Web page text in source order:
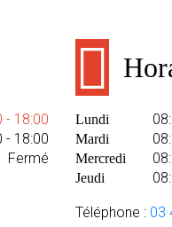
- 18:00
- 18:00
Fermé
Lundi
Mardi
Mercredi
Jeudi
Téléphone : 03